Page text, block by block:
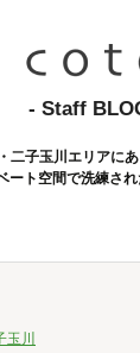
- Staff
二子玉川エリアにあ
ート空間で洗練さ
玉川